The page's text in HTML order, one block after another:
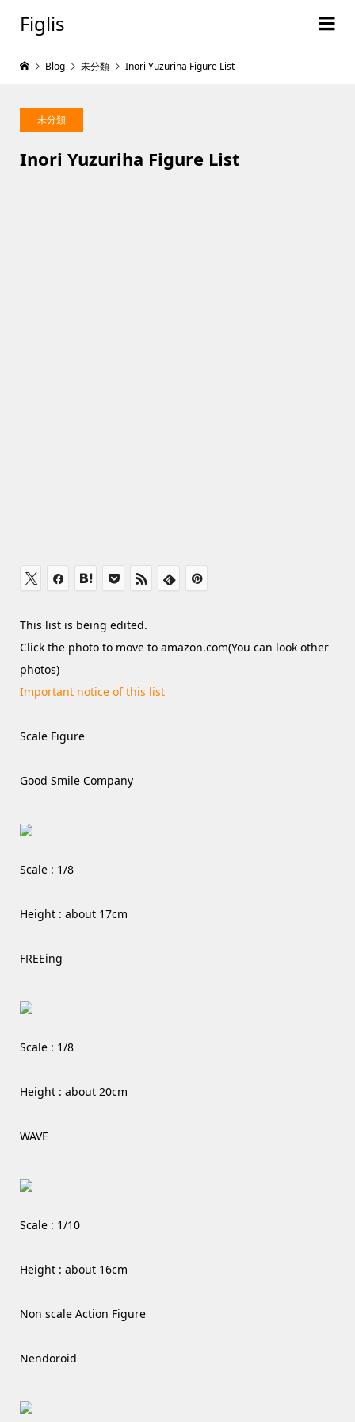
Figlis
未分類
Inori Yuzuriha Figure List
Blog 未分類 Inori Yuzuriha Figure List
This list is being edited.
Click the photo to move to amazon.com(You can look other
photos)
Important notice of this list
Scale Figure
Good Smile Company
Scale : 1/8
Height : about 17cm
FREEing
Scale : 1/8
Height : about 20cm
WAVE
Scale : 1/10
Height : about 16cm
Non scale Action Figure
Nendoroid